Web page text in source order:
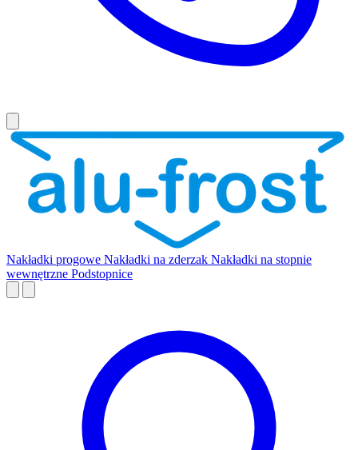
Nakładki progowe Nakładki na zderzak Nakładki na stopnie
wewnętrzne Podstopnice